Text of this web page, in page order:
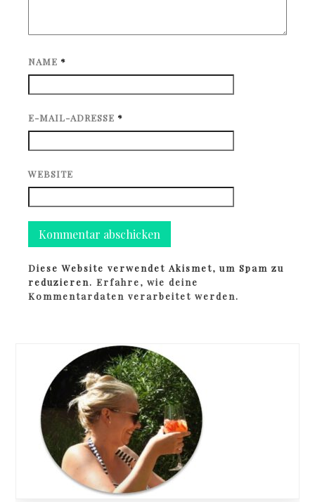
NAME *
E-MAIL-ADRESSE *
WEBSITE
Diese Website verwendet Akismet, um Spam zu
reduzieren.Erfahre, wie deine
Kommentardaten verarbeitet werden.